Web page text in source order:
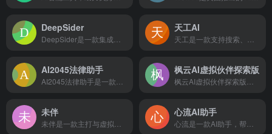
DeepSider 天工AI
AI2045法律助手 枫云AI虚拟伙伴探索版
未伴 心流AI助手